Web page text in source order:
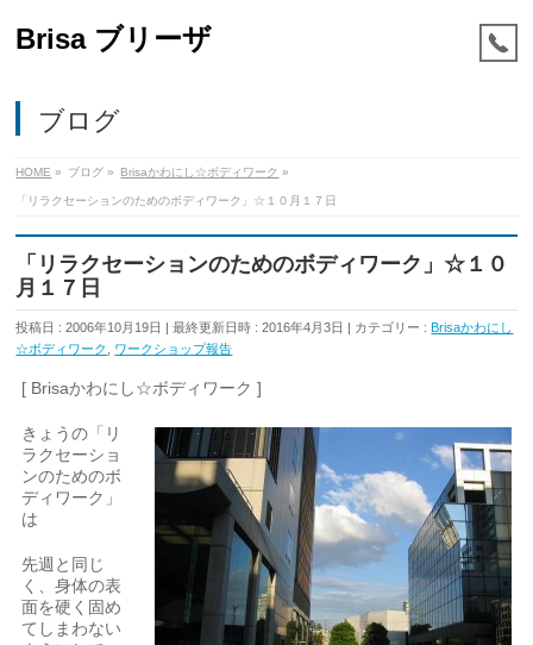
Brisa ブリーザ
ブログ
HOME » ブログ » Brisaかわにし☆ボディワーク »
「リラクセーションのためのボディワーク」☆１０月１７日
「リラクセーションのためのボディワーク」☆１０
月１７日
投稿日 : 2006年10月19日 最終更新日時 : 2016年4月3日 カテゴリー :Brisaかわにし
☆ボディワーク
ワークショップ報告
[ Brisaかわにし☆ボディワーク ]
きょうの「リ
ラクセーショ
ンのためのボ
ディワーク」
は
先週と同じ
く、身体の表
面を硬く固め
てしまわない